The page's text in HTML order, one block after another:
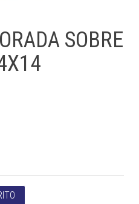
SOBRE
X25 14X14 0100027024